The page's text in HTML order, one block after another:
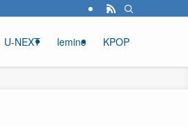
U-NEXT lemino KPOP